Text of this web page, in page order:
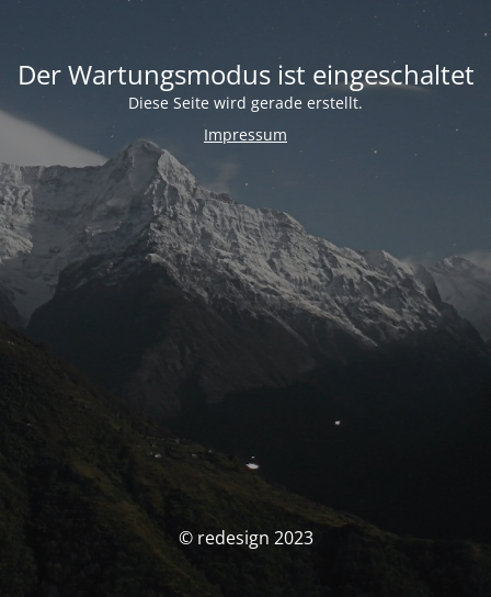
Der Wartungsmodus ist eingeschaltet
Diese Seite wird gerade erstellt.
Impressum
© redesign 2023